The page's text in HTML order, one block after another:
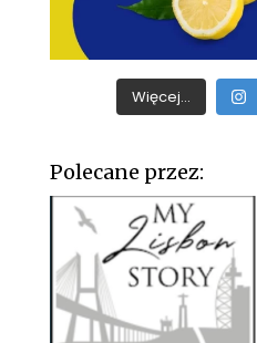
Więcej...
Polecane przez: